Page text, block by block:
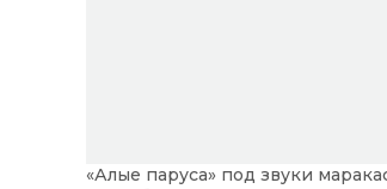
«Алые паруса» под звуки